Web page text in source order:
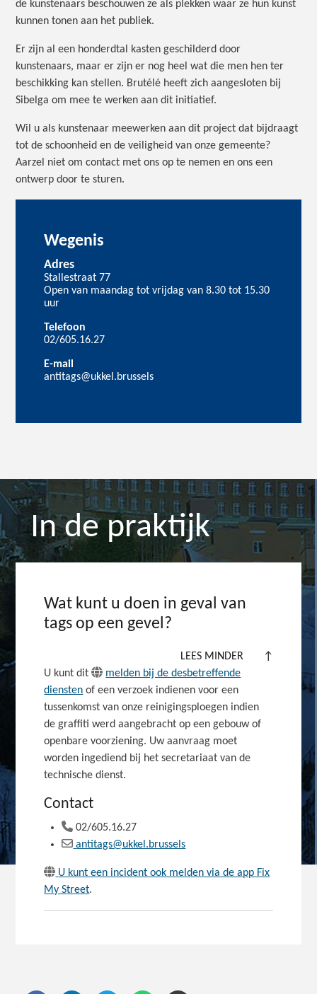
de kunstenaars beschouwen ze als plekken waar ze hun kunst
kunnen tonen aan het publiek.
Er zijn al een honderdtal kasten geschilderd door
kunstenaars, maar er zijn er nog heel wat die men hen ter
beschikking kan stellen. Brutélé heeft zich aangesloten bij
Sibelga om mee te werken aan dit initiatief.
Wil u als kunstenaar meewerken aan dit project dat bijdraagt
tot de schoonheid en de veiligheid van onze gemeente?
Aarzel niet om contact met ons op te nemen en ons een
ontwerp door te sturen.
Wegenis
Adres
Stallestraat 77
Open van maandag tot vrijdag van 8.30 tot 15.30
uur
Telefoon
02/605.16.27
E-mail
antitags@ukkel.brussels
In de praktijk
Wat kunt u doen in geval van
tags op een gevel?
LEES MINDER
↑
U kunt dit
melden bij de desbetreffende
diensten of een verzoek indienen voor een
tussenkomst van onze reinigingsploegen indien
de graffiti werd aangebracht op een gebouw of
openbare voorziening. Uw aanvraag moet
worden ingediend bij het secretariaat van de
technische dienst.
Contact
02/605.16.27
antitags@ukkel.brussels
U kunt een incident ook melden via de app Fix
My Street.